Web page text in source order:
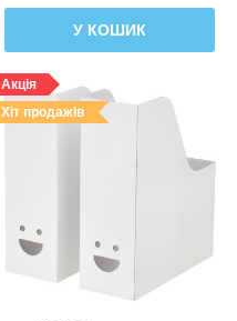
У КОШИК
Акція
Хіт продажів